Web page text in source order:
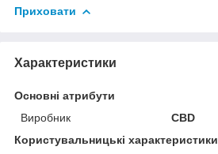
Приховати
Характеристики
Основні атрибути
Виробник
CBD
Користувальницькі характеристики